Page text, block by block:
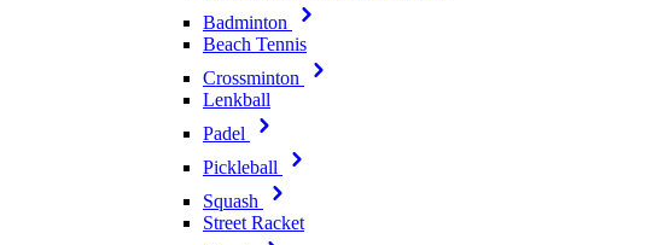
Badminton
Beach Tennis
Crossminton
Lenkball
Padel
Pickleball
Squash
Street Racket